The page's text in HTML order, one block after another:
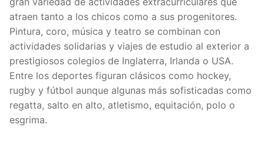
atraen tanto a los chicos como a sus progenitores.
Pintura, coro, música y teatro se combinan con
actividades solidarias y viajes de estudio al exterior a
prestigiosos colegios de Inglaterra, Irlanda o USA.
Entre los deportes figuran clásicos como hockey,
rugby y fútbol aunque algunas más sofisticadas como
regatta, salto en alto, atletismo, equitación, polo o
esgrima.